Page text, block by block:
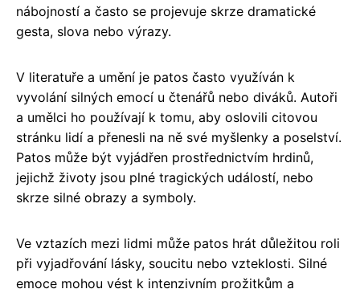
nábojností a často se projevuje skrze dramatické
gesta, slova nebo výrazy.
V literatuře a umění je patos často využíván k
vyvolání silných emocí u čtenářů nebo diváků. Autoři
a umělci ho používají k tomu, aby oslovili citovou
stránku lidí a přenesli na ně své myšlenky a poselství.
Patos může být vyjádřen prostřednictvím hrdinů,
jejichž životy jsou plné tragických událostí, nebo
skrze silné obrazy a symboly.
Ve vztazích mezi lidmi může patos hrát důležitou roli
při vyjadřování lásky, soucitu nebo vzteklosti. Silné
emoce mohou vést k intenzivním prožitkům a